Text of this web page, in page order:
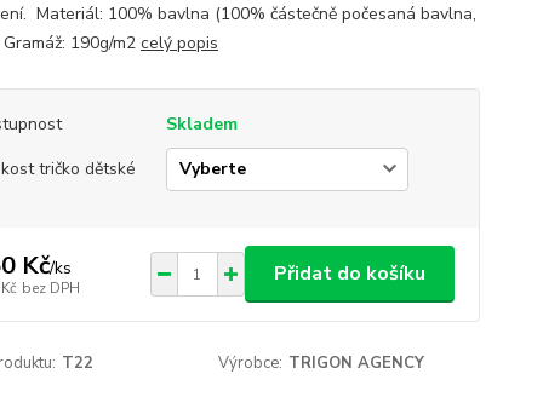
Materiál: 100% bavlna (100% částečně počesaná bavlna,
190g/m2 celý popis
Skladem
tričko dětské
Kč/ks
bez DPH
Přidat do košíku
T22 Výrobce: TRIGON AGENCY